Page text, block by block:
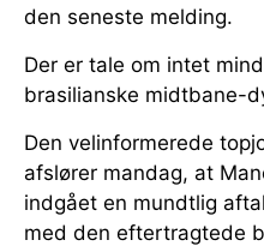
den seneste melding.
Der er tale om intet
brasilianske midtbane-
Den velinformerede
afslører mandag, at
indgået en mundtlig
med den eftertragtede